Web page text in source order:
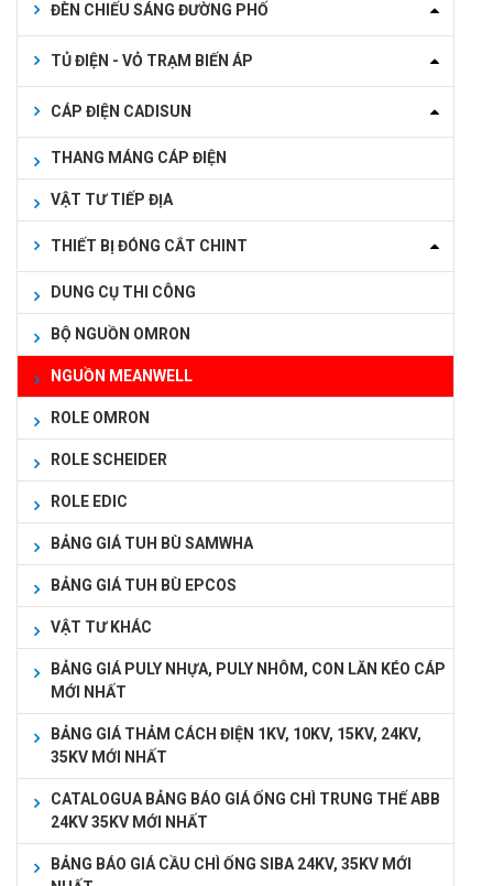
ĐÈN CHIẾU SÁNG ĐƯỜNG PHỐ
TỦ ĐIỆN - VỎ TRẠM BIẾN ÁP
CÁP ĐIỆN CADISUN
THANG MÁNG CÁP ĐIỆN
VẬT TƯ TIẾP ĐỊA
THIẾT BỊ ĐÓNG CẮT CHINT
DUNG CỤ THI CÔNG
BỘ NGUỒN OMRON
NGUỒN MEANWELL
ROLE OMRON
ROLE SCHEIDER
ROLE EDIC
BẢNG GIÁ TUH BÙ SAMWHA
BẢNG GIÁ TUH BÙ EPCOS
VẬT TƯ KHÁC
BẢNG GIÁ PULY NHỰA, PULY NHÔM, CON LĂN KÉO CÁP
MỚI NHẤT
BẢNG GIÁ THẢM CÁCH ĐIỆN 1KV, 10KV, 15KV, 24KV,
35KV MỚI NHẤT
CATALOGUA BẢNG BÁO GIÁ ỐNG CHÌ TRUNG THẾ ABB
24KV 35KV MỚI NHẤT
BẢNG BÁO GIÁ CẦU CHÌ ỐNG SIBA 24KV, 35KV MỚI